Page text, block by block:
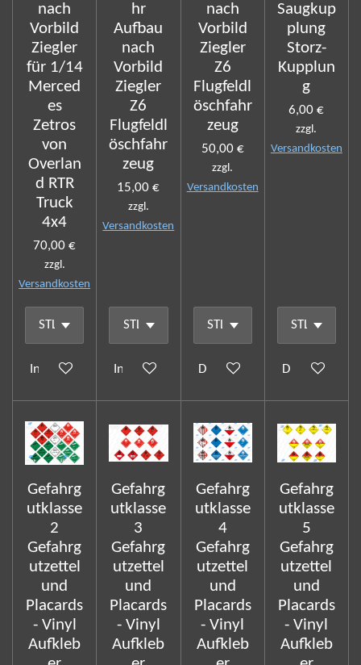
nach
Vorbild
Ziegler
für 1/14
Merced
es
Zetros
von
Overlan
d RTR
Truck
4x4
70,00 €
zzgl.
Versandkosten
In den Warenkorb
hr
Aufbau
nach
Vorbild
Ziegler
Z6
Flugfeldl
öschfahr
zeug
15,00 €
zzgl.
Versandkosten
In den Warenkorb
nach
Vorbild
Ziegler
Z6
Flugfeldl
öschfahr
zeug
50,00 €
zzgl.
Versandkosten
Details anzeigen
Saugkup
plung
Storz-
Kupplun
g
6,00 €
zzgl.
Versandkosten
Details
Gefahrg
utklasse
2
Gefahrg
utzettel
und
Placards
- Vinyl
Aufkleb
Gefahrg
utklasse
3
Gefahrg
utzettel
und
Placards
- Vinyl
Aufkleb
Gefahrg
utklasse
4
Gefahrg
utzettel
und
Placards
- Vinyl
Aufkleb
Gefahrg
utklasse
5
Gefahrg
utzettel
und
Placards
- Vinyl
Aufkleb